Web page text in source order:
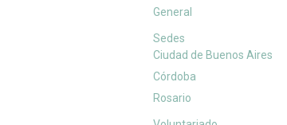
General
Sedes
Ciudad de Buenos Aires
Córdoba
Rosario